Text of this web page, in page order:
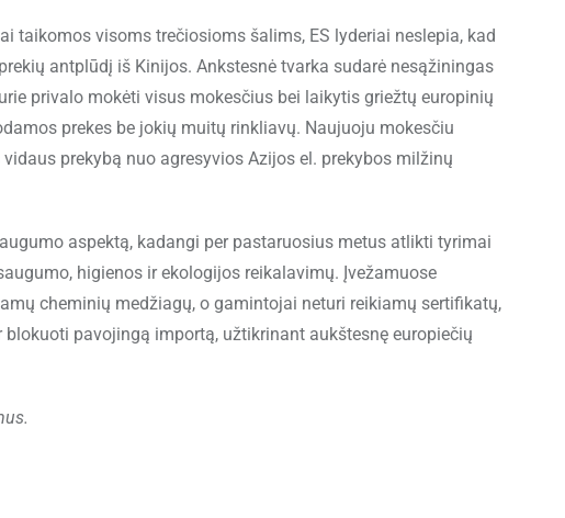
taikomos visoms trečiosioms šalims, ES lyderiai neslepia, kad
antplūdį iš Kinijos. Ankstesnė tvarka sudarė nesąžiningas
privalo mokėti visus mokesčius bei laikytis griežtų europinių
prekes be jokių muitų rinkliavų. Naujuoju mokesčiu
prekybą nuo agresyvios Azijos el. prekybos milžinų
aspektą, kadangi per pastaruosius metus atlikti tyrimai
higienos ir ekologijos reikalavimų. Įvežamuose
cheminių medžiagų, o gamintojai neturi reikiamų sertifikatų,
pavojingą importą, užtikrinant aukštesnę europiečių